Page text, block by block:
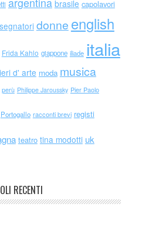
brasile capolavori
donne english
Frida Kahlo giappone iliade italia
d' arte moda musica
perù Philippe Jaroussky Pier Paolo
Portogallo racconti brevi registi
teatro tina modotti uk
RECENTI